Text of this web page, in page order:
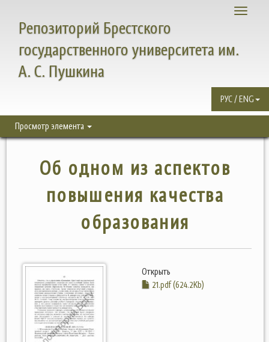
Toggle
Репозиторий Брестского
государственного университета им.
А. С. Пушкина
РУС / ENG
Просмотр элемента
Об одном из аспектов
повышения качества
образования
Открыть
21.pdf (624.2Kb)